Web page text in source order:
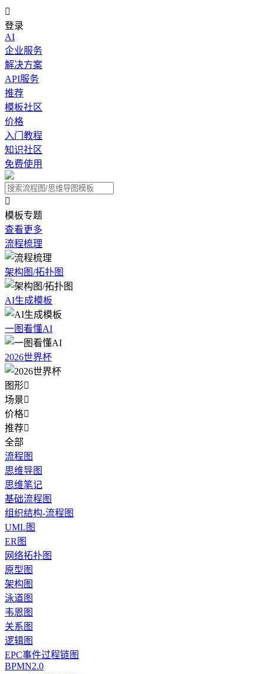

登录
AI
企业服务
解决方案
API服务
推荐
模板社区
价格
入门教程
知识社区
免费使用

模板专题
查看更多
流程梳理
架构图/拓扑图
AI生成模板
一图看懂AI
2026世界杯
图形
场景
价格
推荐
全部
流程图
思维导图
思维笔记
基础流程图
组织结构-流程图
UML图
ER图
网络拓扑图
原型图
架构图
泳道图
韦恩图
关系图
逻辑图
EPC事件过程链图
BPMN2.0